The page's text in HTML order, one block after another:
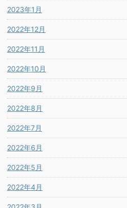
2023年1月
2022年12月
2022年11月
2022年10月
2022年9月
2022年8月
2022年7月
2022年6月
2022年5月
2022年4月